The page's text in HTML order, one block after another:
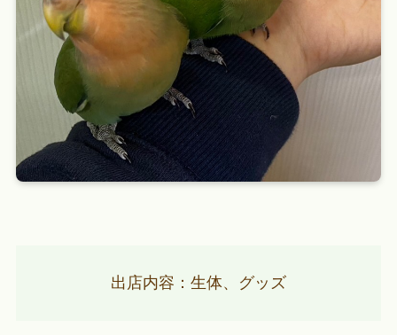
出店内容：生体、グッズ